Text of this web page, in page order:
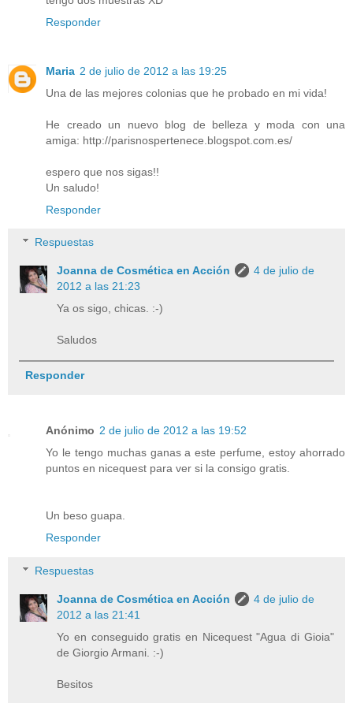
Responder
Maria 2 de julio de 2012 a las 19:25
Una de las mejores colonias que he probado en mi vida!
He creado un nuevo blog de belleza y moda con una
amiga: http://parisnospertenece.blogspot.com.es/
espero que nos sigas!!
Un saludo!
Responder
Respuestas
Joanna de Cosmética en Acción
4 de julio de
2012 a las 21:23
Ya os sigo, chicas. :-)
Saludos
Responder
Anónimo 2 de julio de 2012 a las 19:52
Yo le tengo muchas ganas a este perfume, estoy ahorrado
puntos en nicequest para ver si la consigo gratis.
Un beso guapa.
Responder
Respuestas
Joanna de Cosmética en Acción
4 de julio de
2012 a las 21:41
Yo en conseguido gratis en Nicequest "Agua di Gioia"
de Giorgio Armani. :-)
Besitos